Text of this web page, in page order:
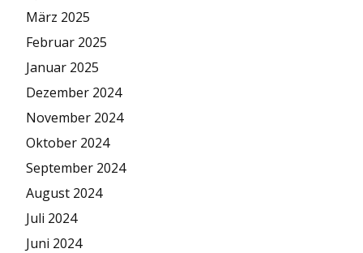
März 2025
Februar 2025
Januar 2025
Dezember 2024
November 2024
Oktober 2024
September 2024
August 2024
Juli 2024
Juni 2024